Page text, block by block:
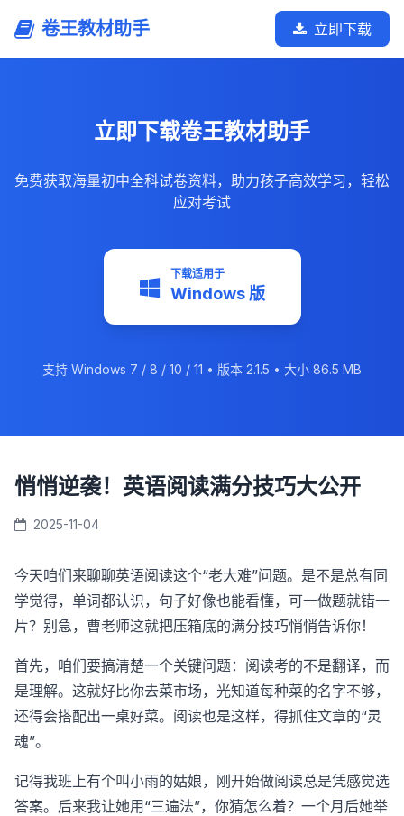
卷王教材助手 立即下载
立即下载卷王教材助手
免费获取海量初中全科试卷资料，助力孩子高效学习，轻松
应对考试
下载适用于
Windows 版
支持 Windows 7 / 8 / 10 / 11 • 版本 2.1.5 • 大小 86.5 MB
悄悄逆袭！英语阅读满分技巧大公开
2025-11-04
今天咱们来聊聊英语阅读这个“老大难”问题。是不是总有同
学觉得，单词都认识，句子好像也能看懂，可一做题就错一
片？别急，曹老师这就把压箱底的满分技巧悄悄告诉你！
首先，咱们要搞清楚一个关键问题：阅读考的不是翻译，而
是理解。这就好比你去菜市场，光知道每种菜的名字不够，
还得会搭配出一桌好菜。阅读也是这样，得抓住文章的“灵
魂”。
记得我班上有个叫小雨的姑娘，刚开始做阅读总是凭感觉选
答案。后来我让她用“三遍法”，你猜怎么着？一个月后她举